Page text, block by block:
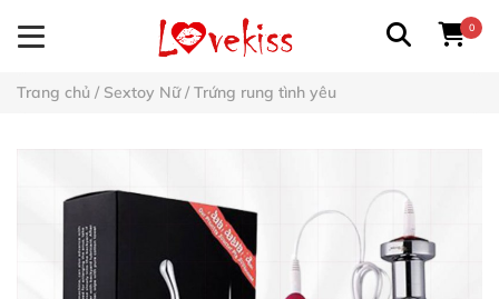
0
Trang chủ / Sextoy Nữ/ Trứng rung tình yêu